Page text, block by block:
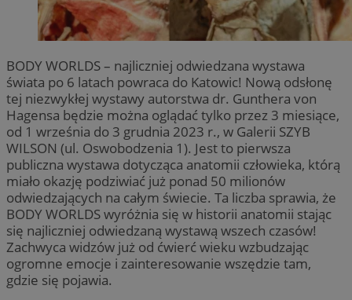
BODY WORLDS – najliczniej odwiedzana wystawa
świata po 6 latach powraca do Katowic! Nową odsłonę
tej niezwykłej wystawy autorstwa dr. Gunthera von
Hagensa będzie można oglądać tylko przez 3 miesiące,
od 1 września do 3 grudnia 2023 r., w Galerii SZYB
WILSON (ul. Oswobodzenia 1). Jest to pierwsza
publiczna wystawa dotycząca anatomii człowieka, którą
miało okazję podziwiać już ponad 50 milionów
odwiedzających na całym świecie. Ta liczba sprawia, że
BODY WORLDS wyróżnia się w historii anatomii stając
się najliczniej odwiedzaną wystawą wszech czasów!
Zachwyca widzów już od ćwierć wieku wzbudzając
ogromne emocje i zainteresowanie wszędzie tam,
gdzie się pojawia.